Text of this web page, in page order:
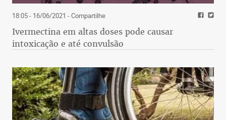
18:05 - 16/06/2021 - Compartilhe
Ivermectina em altas doses pode causar
intoxicação e até convulsão